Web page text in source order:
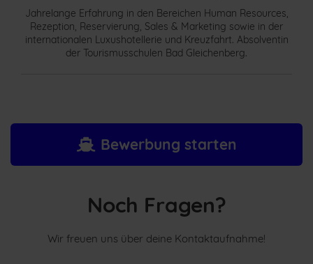
Jahrelange Erfahrung in den Bereichen Human Resources,
Rezeption, Reservierung, Sales & Marketing sowie in der
internationalen Luxushotellerie und Kreuzfahrt. Absolventin
der Tourismusschulen Bad Gleichenberg.
Bewerbung starten
Noch Fragen?
Wir freuen uns über deine Kontaktaufnahme!